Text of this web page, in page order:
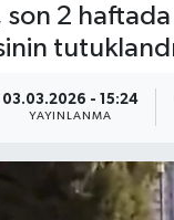
son 2
03.03.2026 - 15:24
YAYINLANMA